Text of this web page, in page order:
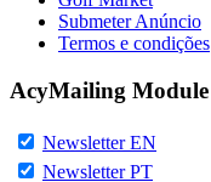
Submeter Anúncio
Termos e condições
AcyMailing Module
Newsletter EN
Newsletter PT